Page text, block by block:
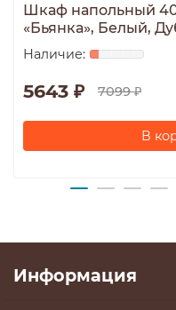
Шкаф напольный
«Бьянка», Белый,
5643 ₽ 7099 ₽
В
Информация